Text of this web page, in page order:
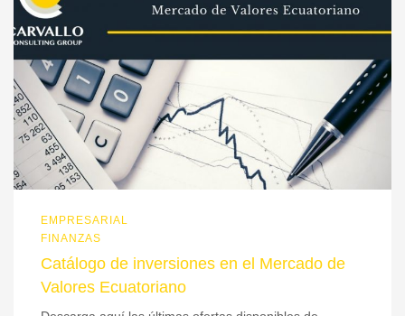
EMPRESARIAL
FINANZAS
Catálogo de inversiones en el Mercado de
Valores Ecuatoriano